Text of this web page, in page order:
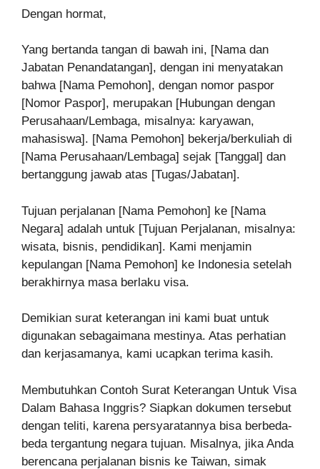
Dengan hormat,
Yang bertanda tangan di bawah ini, [Nama dan
Jabatan Penandatangan], dengan ini menyatakan
bahwa [Nama Pemohon], dengan nomor paspor
[Nomor Paspor], merupakan [Hubungan dengan
Perusahaan/Lembaga, misalnya: karyawan,
mahasiswa]. [Nama Pemohon] bekerja/berkuliah di
[Nama Perusahaan/Lembaga] sejak [Tanggal] dan
bertanggung jawab atas [Tugas/Jabatan].
Tujuan perjalanan [Nama Pemohon] ke [Nama
Negara] adalah untuk [Tujuan Perjalanan, misalnya:
wisata, bisnis, pendidikan]. Kami menjamin
kepulangan [Nama Pemohon] ke Indonesia setelah
berakhirnya masa berlaku visa.
Demikian surat keterangan ini kami buat untuk
digunakan sebagaimana mestinya. Atas perhatian
dan kerjasamanya, kami ucapkan terima kasih.
Membutuhkan Contoh Surat Keterangan Untuk Visa
Dalam Bahasa Inggris? Siapkan dokumen tersebut
dengan teliti, karena persyaratannya bisa berbeda-
beda tergantung negara tujuan. Misalnya, jika Anda
berencana perjalanan bisnis ke Taiwan, simak